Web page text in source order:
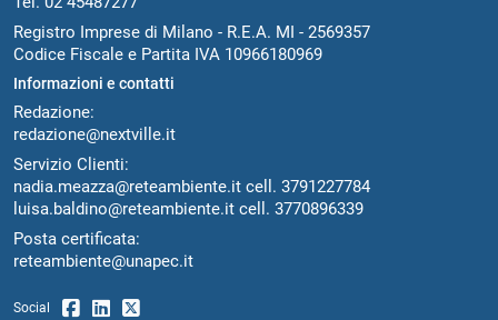
Registro Imprese di Milano - R.E.A. MI - 2569357
Codice Fiscale e Partita IVA 10966180969
Informazioni e contatti
Redazione:
redazione@nextville.it
Servizio Clienti:
nadia.meazza@reteambiente.it cell. 3791227784
luisa.baldino@reteambiente.it cell. 3770896339
Posta certificata:
reteambiente@unapec.it
Social